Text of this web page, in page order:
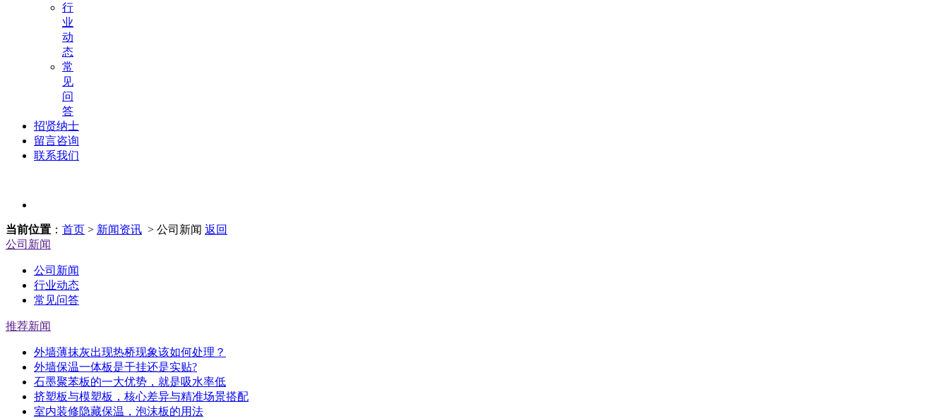
行
业
动
态
常
见
问
答
招贤纳士
留言咨询
联系我们
当前位置 ： 首页 > 新闻资讯 > 公司新闻 返回
公司新闻
公司新闻
行业动态
常见问答
推荐新闻
外墙薄抹灰出现热桥现象该如何处理？
外墙保温一体板是干挂还是实贴?
石墨聚苯板的一大优势，就是吸水率低
挤塑板与模塑板，核心差异与精准场景搭配
室内装修隐藏保温，泡沫板的用法